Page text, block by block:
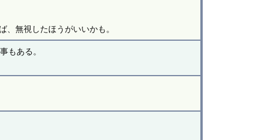
、無視したほうがいいかも。
もある。